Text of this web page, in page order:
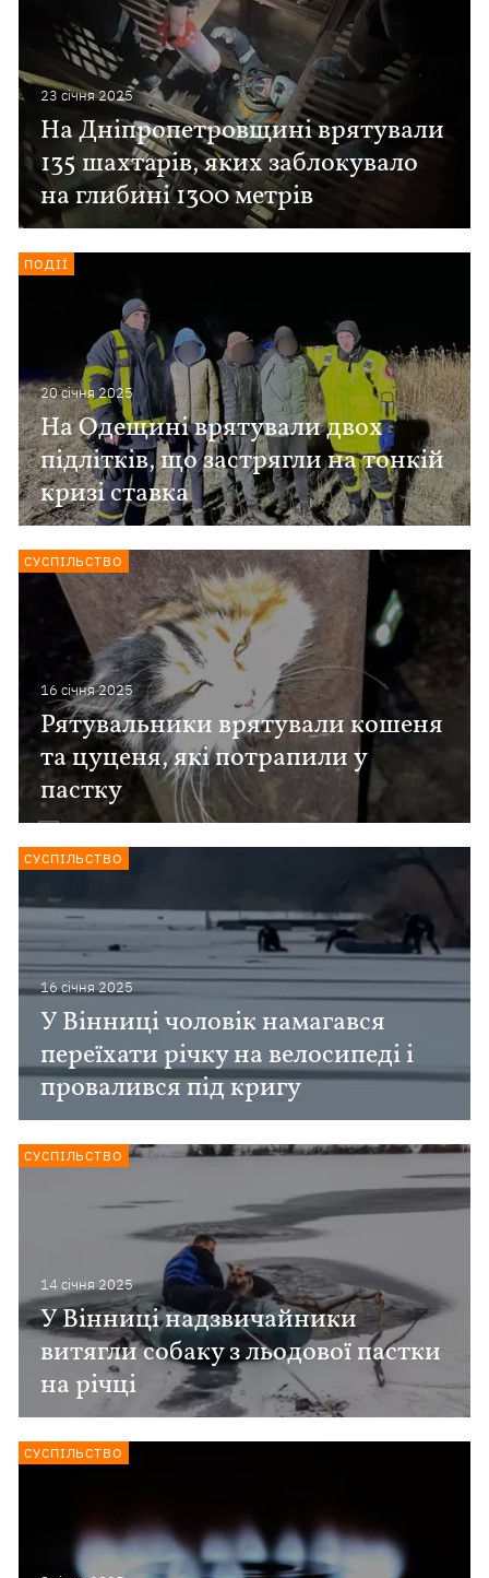
23 сiчня 2025
На Дніпропетровщині врятували
135 шахтарів, яких заблокувало
на глибині 1300 метрів
20 сiчня 2025
На Одещині врятували двох
підлітків, що застрягли на тонкій
кризі ставка
ПОДІЇ
16 сiчня 2025
Рятувальники врятували кошеня
та цуценя, які потрапили у
пастку
СУСПІЛЬСТВО
16 сiчня 2025
У Вінниці чоловік намагався
переїхати річку на велосипеді і
провалився під кригу
СУСПІЛЬСТВО
14 сiчня 2025
У Вінниці надзвичайники
витягли собаку з льодової пастки
на річці
СУСПІЛЬСТВО
СУСПІЛЬСТВО